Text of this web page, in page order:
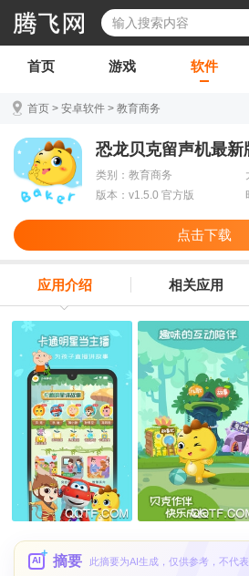
首页 游戏 软件
首页 > 安卓软件 > 教育商务
恐龙贝克留声机最新
类别：教育商务
版本：v1.5.0 官方版
点击下载
应用介绍 相关应用
AI 摘要 此摘要为AI生成，仅供参考，不代